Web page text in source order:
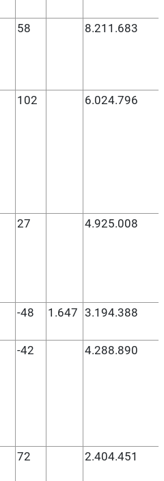
58 8.211.683
102 6.024.796
27 4.925.008
-48 1.647 3.194.388
-42 4.288.890
72 2.404.451